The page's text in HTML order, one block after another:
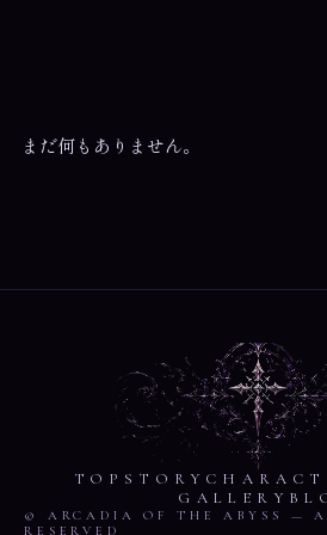
まだ何もありません。
TOP STORY
GALLERY
© ARCADIA OF THE ABYSS —
RESERVED